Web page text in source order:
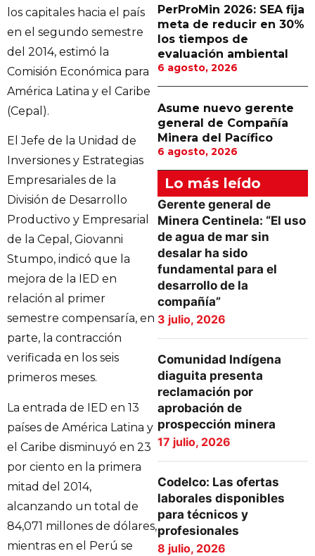
los capitales hacia el país
en el segundo semestre
del 2014, estimó la
Comisión Económica para
América Latina y el Caribe
(Cepal).
El Jefe de la Unidad de
Inversiones y Estrategias
Empresariales de la
División de Desarrollo
Productivo y Empresarial
de la Cepal, Giovanni
Stumpo, indicó que la
mejora de la IED en
relación al primer
semestre compensaría, en
parte, la contracción
verificada en los seis
primeros meses.
La entrada de IED en 13
países de América Latina y
el Caribe disminuyó en 23
por ciento en la primera
mitad del 2014,
alcanzando un total de
84,071 millones de dólares,
mientras en el Perú se
PerProMin 2026: SEA fija
meta de reducir en 30%
los tiempos de
evaluación ambiental
6 agosto, 2026
Asume nuevo gerente
general de Compañía
Minera del Pacífico
6 agosto, 2026
Lo más leído
Gerente general de
Minera Centinela: “El uso
de agua de mar sin
desalar ha sido
fundamental para el
desarrollo de la
compañía”
3 julio, 2026
Comunidad Indígena
diaguita presenta
reclamación por
aprobación de
prospección minera
17 julio, 2026
Codelco: Las ofertas
laborales disponibles
para técnicos y
profesionales
8 julio, 2026